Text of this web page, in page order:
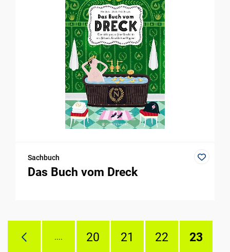
Sachbuch
Das Buch vom Dreck
.... 20 21 22 23